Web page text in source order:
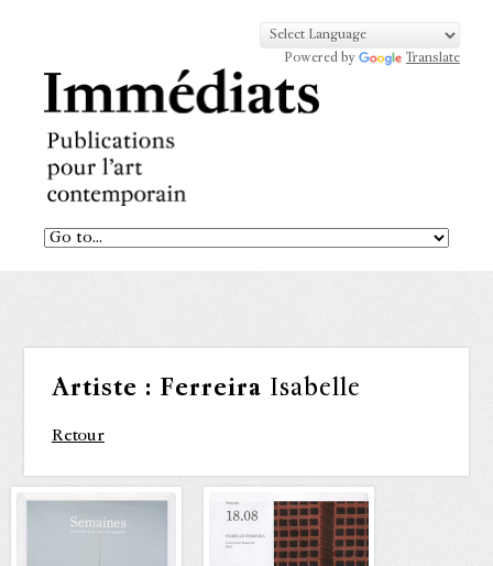
Powered by Translate
Artiste : Ferreira Isabelle
Retour